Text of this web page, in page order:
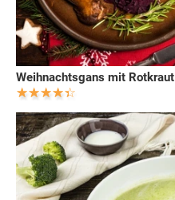
Weihnachtsgans mit Rotkraut